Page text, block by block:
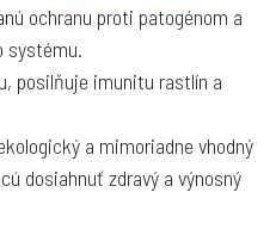
ochranu proti patogénom a
systému.
posilňuje imunitu rastlín a
a mimoriadne vhodný
dosiahnuť zdravý a výnosný